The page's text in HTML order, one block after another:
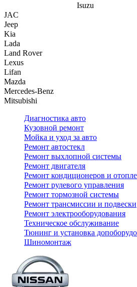
Isuzu
JAC
Jeep
Kia
Lada
Land Rover
Lexus
Lifan
Mazda
Mercedes-Benz
Mitsubishi
Диагностика авто
Кузовной ремонт
Мойка и уход за авто
Ремонт автостекл
Ремонт выхлопной системы
Ремонт двигателя
Ремонт кондиционеров и
Ремонт рулевого управления
Ремонт тормозной системы
Ремонт трансмиссии и подвески
Ремонт электрооборудования
Техническое обслуживание
Тюнинг и установка
Шиномонтаж